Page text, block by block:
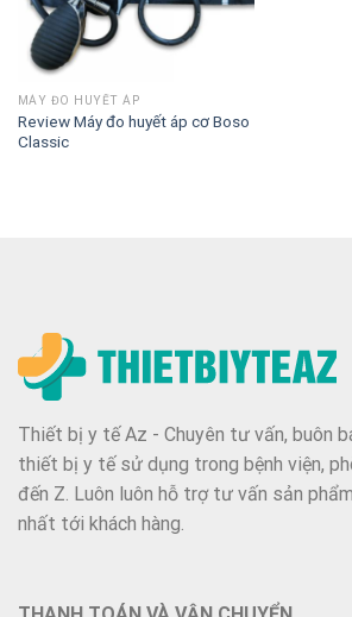
MÁY ĐO HUYẾT ÁP
Review Máy đo huyết áp cơ Boso
Classic
Thiết bị y tế Az - Chuyên tư vấn, buôn
thiết bị y tế sử dụng trong bệnh viện,
đến Z. Luôn luôn hỗ trợ tư vấn sản
nhất tới khách hàng.